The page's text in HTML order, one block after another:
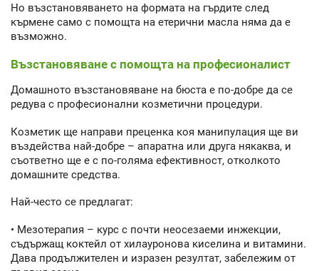
Но възстановяването на формата на гърдите след
кърмене само с помощта на етерични масла няма да е
възможно.
Възстановяване с помощта на професионалист
Домашното възстановяване на бюста е по-добре да се
редува с професионални козметични процедури.
Козметик ще направи преценка коя манипулация ще ви
въздейства най-добре – апаратна или друга някаква, и
съответно ще е с по-голяма ефективност, отколкото
домашните средства.
Най-често се предлагат:
• Мезотерапия – курс с почти неосезаеми инжекции,
съдържащ коктейл от хилауронова киселина и витамини.
Дава продължителен и изразен резултат, забележим от